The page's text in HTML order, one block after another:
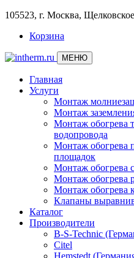
105523, г. Москва,
Корзина
МЕНЮ
Главная
Услуги
Монтаж
Монтаж
Монтаж обогрева
водопровода
Монтаж обогрева
площадок
Монтаж обогрева
Монтаж обогрева
Монтаж обогрева
Клапаны
Каталог
Производители
B-S-Technic
Citel
Hemstedt